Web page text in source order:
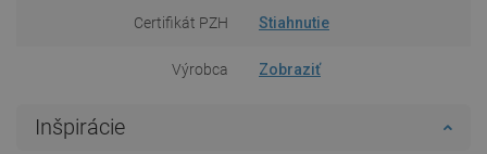
Certifikát PZH Stiahnutie
Výrobca Zobraziť
Inšpirácie